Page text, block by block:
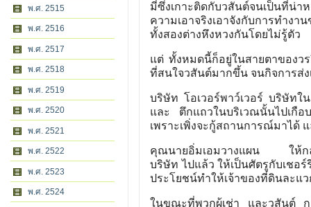
พ.ศ. 2515
พ.ศ. 2516
พ.ศ. 2517
พ.ศ. 2518
พ.ศ. 2519
พ.ศ. 2520
พ.ศ. 2521
พ.ศ. 2522
พ.ศ. 2523
พ.ศ. 2524
มี่ซึ่งเกาะติดกับวสันต์จนเป็นที่น่า
ความเอาจริงเอาจังกับการทำง
ทั้งสองต่างหึงหวงกันโดยไม่รู้ตัว
แต่ ทั้งหมดนี้ก็อยู่ในสายตาของวร
ที่สนใจวสันต์มากขึ้น จนกิจการส่ง
บริษัท โอเวอร์พาว์เวอร์ บริษัท
และ ตึกแถวในบริเวณนั้นไปเกือ
เพราะเพิ่งจะกู้สถานการณ์มาได้
คุณนายอิ่มเอมวางแผน ให้กลั่น
บริษัท ไปแล้ว ให้เป็นศัตรูกับเชอร์
ประโยชน์ทำให้เจ้าของที่ดินละแ
ในขณะที่พวกผู้เช่า และวสันต์ ก